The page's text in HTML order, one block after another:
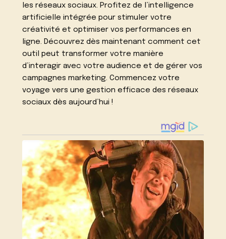
les réseaux sociaux. Profitez de l’intelligence
artificielle intégrée pour stimuler votre
créativité et optimiser vos performances en
ligne. Découvrez dès maintenant comment cet
outil peut transformer votre manière
d’interagir avec votre audience et de gérer vos
campagnes marketing. Commencez votre
voyage vers une gestion efficace des réseaux
sociaux dès aujourd’hui !